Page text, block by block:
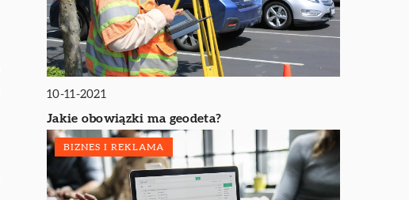
10-11-2021
Jakie obowiązki ma geodeta?
BIZNES I REKLAMA